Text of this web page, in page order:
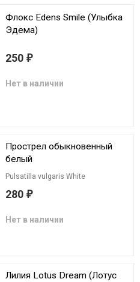
Флокс Edens Smile (Улыбка
Эдема)
250 ₽
Нет в наличии
Прострел обыкновенный
белый
Pulsatilla vulgaris White
280 ₽
Нет в наличии
Лилия Lotus Dream (Лотус